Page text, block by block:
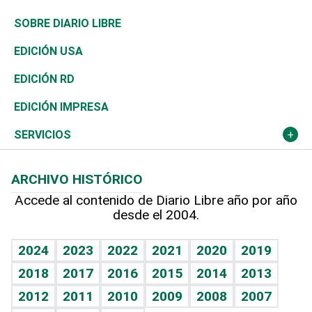
José Boquete
Reportajes
Asia
África
Ocenanía
Caribe
Resto del mundo
Consumo
Vivienda
Telecom.
Global y variable
Economía personal
Belleza
Buena Vida
Sociales
Novedades
Podcast Arte Libre
Hablando con el pediatra
Vida y familia
Eñe
Celebrando la vida
Golf
Ciclismo
Tenis
Olimpismo
Más deportes
Línea de hit
TBT Deportivo
De buena tinta
En Directo
El Espía
Noticiero Poteleche
Columnistas
Más firmas
Clima
Tecnología
Historia
Martes de tecnología
Cambio climático
Mundo
Economía
Revista
Deportes
Opinión
Hecho en casa
Guía del dinero
SOBRE DIARIO LIBRE
EDICIÓN USA
EDICIÓN RD
EDICIÓN IMPRESA
SERVICIOS
Cumpleaños
Horóscopos
Crucigramas
ARCHIVO HISTÓRICO
Accede al contenido de Diario Libre año por año
desde el 2004.
2024 2023 2022 2021 2020
2019
2018
2017 2016 2015 2014
2013
2012
2011 2010 2009 2008
2007